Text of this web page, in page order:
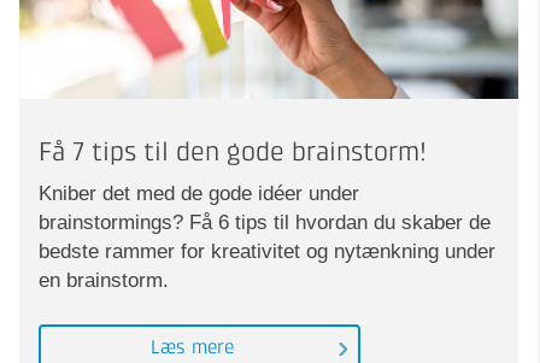
Få 7 tips til den gode brainstorm!
Kniber det med de gode idéer under
brainstormings? Få 6 tips til hvordan du skaber de
bedste rammer for kreativitet og nytænkning under
en brainstorm.
Læs mere